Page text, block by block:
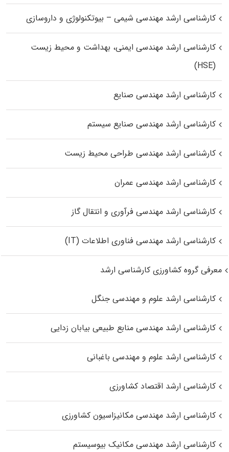
کارشناسی ارشد مهندسی شیمی – بیوتکنولوژی و داروسازی
کارشناسی ارشد مهندسی ایمنی، بهداشت و محیط زیست
(HSE)
کارشناسی ارشد مهندسی صنایع
کارشناسی ارشد مهندسی صنایع سیستم
کارشناسی ارشد مهندسی طراحی محیط زیست
کارشناسی ارشد مهندسی عمران
کارشناسی ارشد مهندسی فرآوری و انتقال گاز
کارشناسی ارشد مهندسی فناوری اطلاعات (IT)
معرفی گروه کشاورزی کارشناسی ارشد
کارشناسی ارشد علوم و مهندسی جنگل
کارشناسی ارشد مهندسی منابع طبیعی بیابان زدایی
کارشناسی ارشد علوم و مهندسی باغبانی
کارشناسی ارشد اقتصاد کشاورزی
کارشناسی ارشد مهندسی مکانیزاسیون کشاورزی
کارشناسی ارشد مهندسی مکانیک بیوسیستم